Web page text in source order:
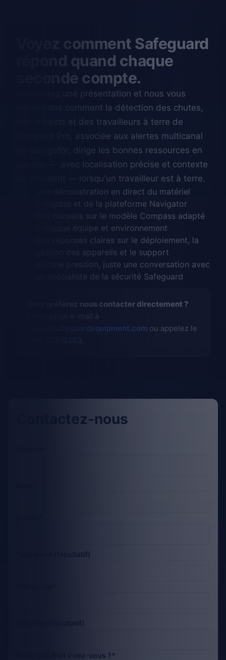
Voyez comment Safeguard
répond quand chaque
seconde compte.
Demandez une présentation et nous vous
montrerons comment la détection des chutes,
des impacts et des travailleurs à terre de
Compass Pro, associée aux alertes multicanal
de Navigator, dirige les bonnes ressources en
premier — avec localisation précise et contexte
de l'incident — lorsqu'un travailleur est à terre.
Une démonstration en direct du matériel
Compass et de la plateforme Navigator
Des conseils sur le modèle Compass adapté
à chaque équipe et environnement
Des réponses claires sur le déploiement, la
gestion des appareils et le support
Aucune pression, juste une conversation avec
un spécialiste de la sécurité Safeguard
Vous préférez nous contacter directement ?
Envoyez un e-mail à
sales@safeguardequipment.com ou appelez le
Contactez-nous
Téléphone (facultatif)
Dans quel État vivez-vous ?*